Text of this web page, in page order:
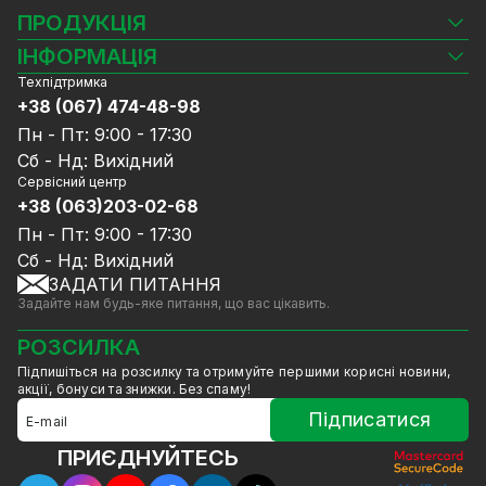
ПРОДУКЦІЯ
Камери відеоспостереження
Відеореєстратори
Комплекти відеоспостереження
СКУД
Джерела живлення
Мережеве обладнання
Ноутбуки та комп'ютери
Аксесуари
Акції
Знижені в ціні товари
GreenVision знижки
Мерч від GreenVision
Товари для дому
Товари зняті з виробництва
ІНФОРМАЦІЯ
Блог
Доставка та оплата
Гарантія та Сервісне обслуговування
Політика конфіденційності
Договір публічної оферти
Співпраця
Послуги
Калькулятор розрахунку обсягу HDD
Техпідтримка
+38 (067) 474-48-98
Пн - Пт: 9:00 - 17:30
Сб - Нд: Вихідний
Сервісний центр
+38 (063)203-02-68
Пн - Пт: 9:00 - 17:30
Сб - Нд: Вихідний
ЗАДАТИ ПИТАННЯ
Задайте нам будь-яке питання, що вас цікавить.
РОЗСИЛКА
Підпишіться на розсилку та отримуйте першими корисні новини,
акції, бонуси та знижки. Без спаму!
Підписатися
ПРИЄДНУЙТЕСЬ